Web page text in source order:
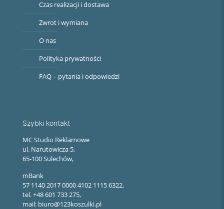
Czas realizacji i dostawa
Zwrot i wymiana
O nas
Polityka prywatności
FAQ – pytania i odpowiedzi
Szybki kontakt
MC Studio Reklamowe
ul. Narutowicza 5,
65-100 Sulechów,
mBank
57 1140 2017 0000 4102 1115 6322,
tel. +48 601 733 275,
mail: biuro@123koszulki.pl